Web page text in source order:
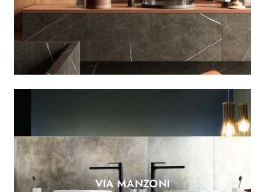
VIA MANZONI